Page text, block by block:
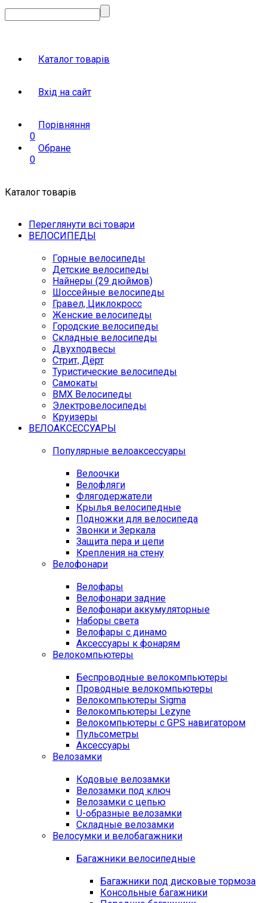
Каталог товарів
Вхід на сайт
Порівняння
0
Обране
0
Каталог товарів
Переглянути всі товари
ВЕЛОСИПЕДЫ
Горные велосипеды
Детские велосипеды
Найнеры (29 дюймов)
Шоссейные велосипеды
Гравел, Циклокросс
Женские велосипеды
Городcкие велосипеды
Складные велосипеды
Двухподвесы
Стрит, Дёрт
Туристические велосипеды
Самокаты
BMX Велосипеды
Электровелосипеды
Круизеры
ВЕЛОАКСЕССУАРЫ
Популярные велоаксессуары
Велоочки
Велофляги
Флягодержатели
Крылья велосипедные
Подножки для велосипеда
Звонки и Зеркала
Защита пера и цепи
Крепления на стену
Велофонари
Велофары
Велофонари задние
Велофонари аккумуляторные
Наборы света
Велофары с динамо
Аксессуары к фонарям
Велокомпьютеры
Беспроводные велокомпьютеры
Проводные велокомпьютеры
Велокомпьютеры Sigma
Велокомпьютеры Lezyne
Велокомпьютеры с GPS навигатором
Пульсометры
Аксессуары
Велозамки
Кодовые велозамки
Велозамки под ключ
Велозамки с цепью
U-образные велозамки
Складные велозамки
Велосумки и велобагажники
Багажники велосипедные
Багажники под дисковые тормоза
Консольные багажники